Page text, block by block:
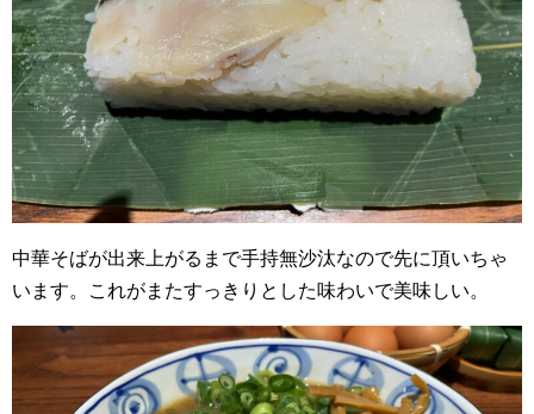
中華そばが出来上がるまで手持無沙汰なので先に頂いちゃ
います。これがまたすっきりとした味わいで美味しい。